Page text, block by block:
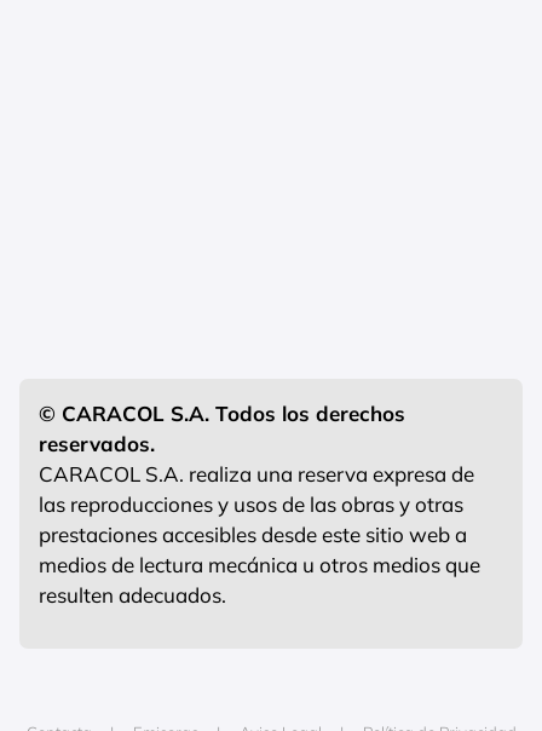
© CARACOL S.A. Todos los derechos
reservados.
CARACOL S.A. realiza una reserva expresa de
las reproducciones y usos de las obras y otras
prestaciones accesibles desde este sitio web a
medios de lectura mecánica u otros medios que
resulten adecuados.